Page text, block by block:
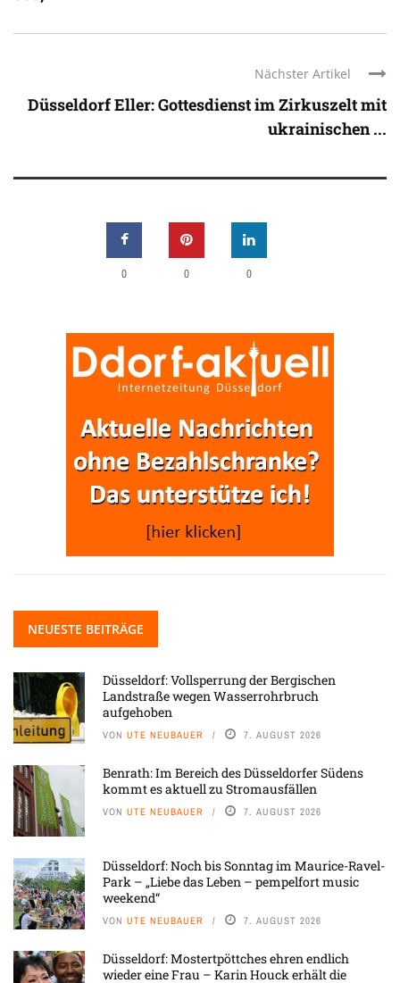
Nächster Artikel
Düsseldorf Eller: Gottesdienst im Zirkuszelt mit
ukrainischen ...
0 0 0
NEUESTE BEITRÄGE
Düsseldorf: Vollsperrung der Bergischen
Landstraße wegen Wasserrohrbruch
aufgehoben
VON UTE NEUBAUER 7. AUGUST 2026
Benrath: Im Bereich des Düsseldorfer Südens
kommt es aktuell zu Stromausfällen
VON UTE NEUBAUER 7. AUGUST 2026
Düsseldorf: Noch bis Sonntag im Maurice-Ravel-
Park – „Liebe das Leben – pempelfort music
weekend“
VON UTE NEUBAUER 7. AUGUST 2026
Düsseldorf: Mostertpöttches ehren endlich
wieder eine Frau – Karin Houck erhält die